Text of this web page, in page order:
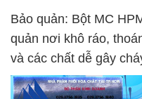
Bảo quản: Bột MC
quản nơi khô ráo,
và các chất dễ gây